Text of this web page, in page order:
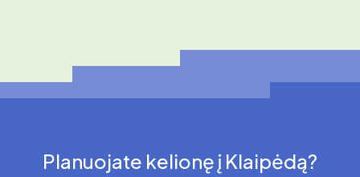
Planuojate kelionę į Klaipėdą?